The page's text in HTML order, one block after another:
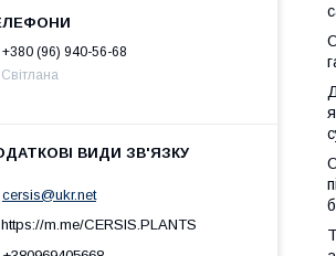
+380 (96) 940-56-68
Світлана
cersis@ukr.net
https://m.me/CERSIS.PLANTS